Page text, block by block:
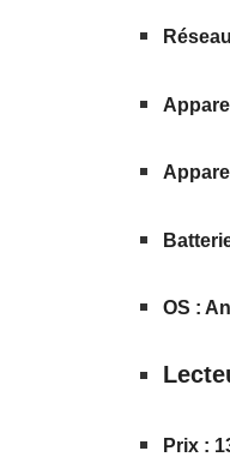
OS :
Prix :